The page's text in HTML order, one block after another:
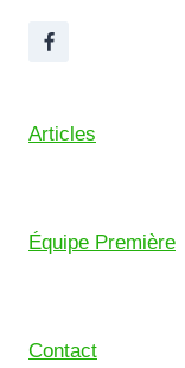
Articles
Équipe Première
Contact